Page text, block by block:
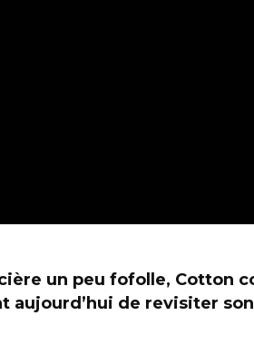
un peu fofolle, Cotton
aujourd’hui de revisiter